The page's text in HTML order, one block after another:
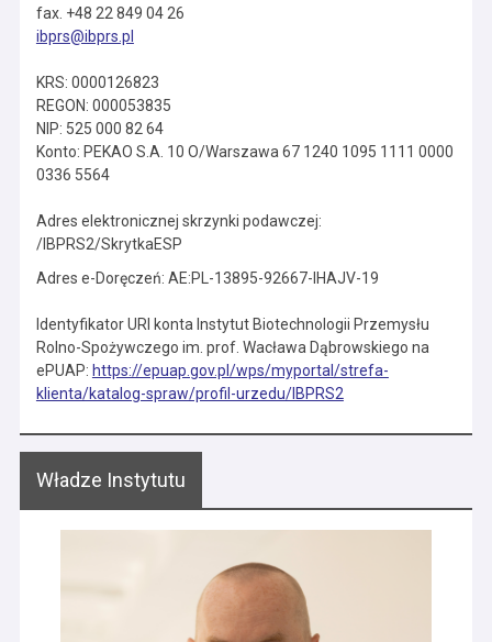
fax. +48 22 849 04 26
ibprs@ibprs.pl
KRS: 0000126823
REGON: 000053835
NIP: 525 000 82 64
Konto: PEKAO S.A. 10 O/Warszawa 67 1240 1095 1111 0000
0336 5564
Adres elektronicznej skrzynki podawczej:
/IBPRS2/SkrytkaESP
Adres e-Doręczeń: AE:PL-13895-92667-IHAJV-19
Identyfikator URI konta Instytut Biotechnologii Przemysłu
Rolno-Spożywczego im. prof. Wacława Dąbrowskiego na
ePUAP: https://epuap.gov.pl/wps/myportal/strefa-
klienta/katalog-spraw/profil-urzedu/IBPRS2
Władze Instytutu